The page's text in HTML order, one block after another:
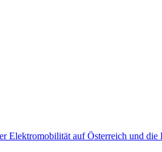
Elektromobilität auf Österreich und die